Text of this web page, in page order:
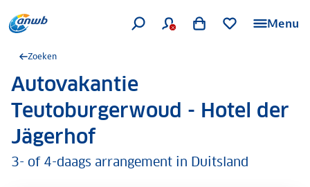
Menu
Zoeken
.Autovakantie
Teutoburgerwoud - Hotel der
Jägerhof
3- of 4-daags arrangement in Duitsland